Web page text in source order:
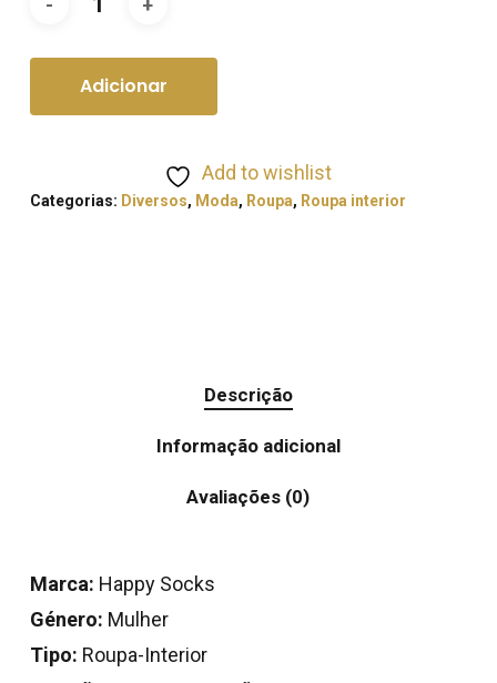
Adicionar
Add to wishlist
Categorias: Diversos, Moda, Roupa, Roupa interior
Descrição
Informação adicional
Avaliações (0)
Marca: Happy Socks
Género: Mulher
Tipo: Roupa-Interior